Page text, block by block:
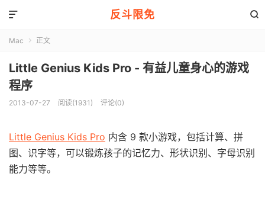
反斗限免 

Mac  正文
Little Genius Kids Pro - 有益儿童身心的游戏
程序
2013-07-27 阅读(1931) 评论(0)
Little Genius Kids Pro 内含 9 款小游戏，包括计算、拼
图、识字等，可以锻炼孩子的记忆力、形状识别、字母识别
能力等等。